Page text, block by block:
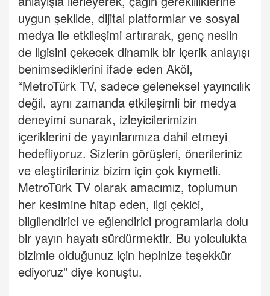
uygun şekilde, dijital platformlar ve sosyal
medya ile etkileşimi artırarak, genç neslin
de ilgisini çekecek dinamik bir içerik anlayışı
benimsediklerini ifade eden Aköl,
“MetroTürk TV, sadece geleneksel yayıncılık
değil, aynı zamanda etkileşimli bir medya
deneyimi sunarak, izleyicilerimizin
içeriklerini de yayınlarımıza dahil etmeyi
hedefliyoruz. Sizlerin görüşleri, önerileriniz
ve eleştirileriniz bizim için çok kıymetli.
MetroTürk TV olarak amacımız, toplumun
her kesimine hitap eden, ilgi çekici,
bilgilendirici ve eğlendirici programlarla dolu
bir yayın hayatı sürdürmektir. Bu yolculukta
bizimle olduğunuz için hepinize teşekkür
ediyoruz” diye konuştu.